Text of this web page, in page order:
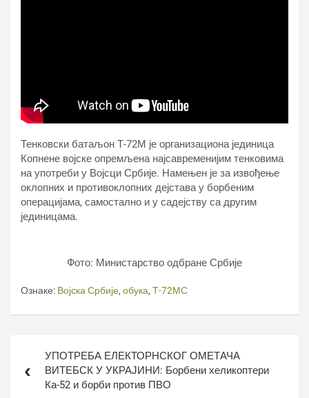
Тенковски батаљон Т-72М је организациона јединица
Копнене војске опремљена најсавременијим тенковима
на употреби у Војсци Србије. Намењен је за извођење
оклопних и противоклопних дејстава у борбеним
операцијама, самостално и у садејству са другим
јединицама.
Фото: Министарство одбране Србије
Ознаке: Војска Србије, обука, Т-72МС
чланкаУПОТРЕБА ЕЛЕКТОРНСКОГ ОМЕТАЧА
ВИТЕБСК У УКРАЈИНИ: Борбени хеликоптери
Ка-52 и борби против ПВО